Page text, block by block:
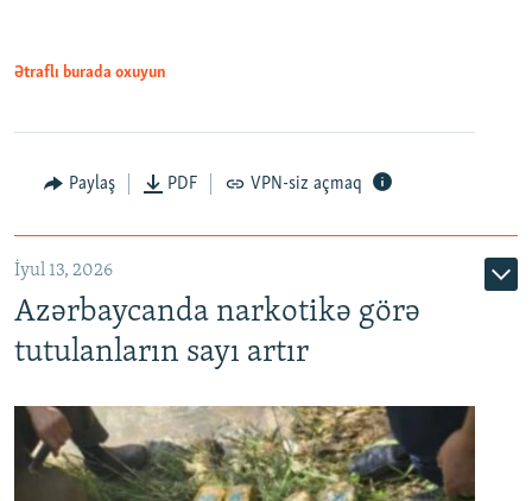
Ətraflı burada oxuyun
Paylaş PDF VPN-siz açmaq
İyul 13, 2026
Azərbaycanda narkotikə görə
tutulanların sayı artır